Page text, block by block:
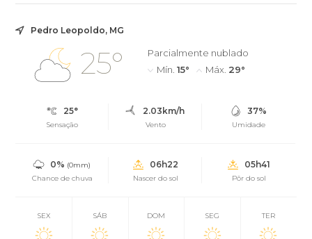
Pedro Leopoldo, MG
25°
Parcialmente nublado
Mín. 15° Máx. 29°
25°
Sensação
2.03km/h
Vento
37%
Umidade
0% (0mm)
Chance de chuva
06h22
Nascer do sol
05h41
Pôr do sol
SEX SÁB DOM SEG TER